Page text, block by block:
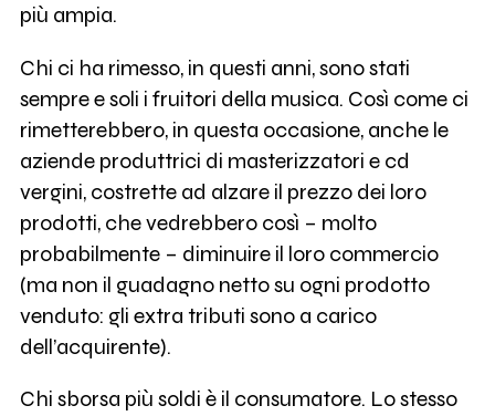
più ampia.
Chi ci ha rimesso, in questi anni, sono stati
sempre e soli i fruitori della musica. Così come ci
rimetterebbero, in questa occasione, anche le
aziende produttrici di masterizzatori e cd
vergini, costrette ad alzare il prezzo dei loro
prodotti, che vedrebbero così – molto
probabilmente – diminuire il loro commercio
(ma non il guadagno netto su ogni prodotto
venduto: gli extra tributi sono a carico
dell’acquirente).
Chi sborsa più soldi è il consumatore. Lo stesso